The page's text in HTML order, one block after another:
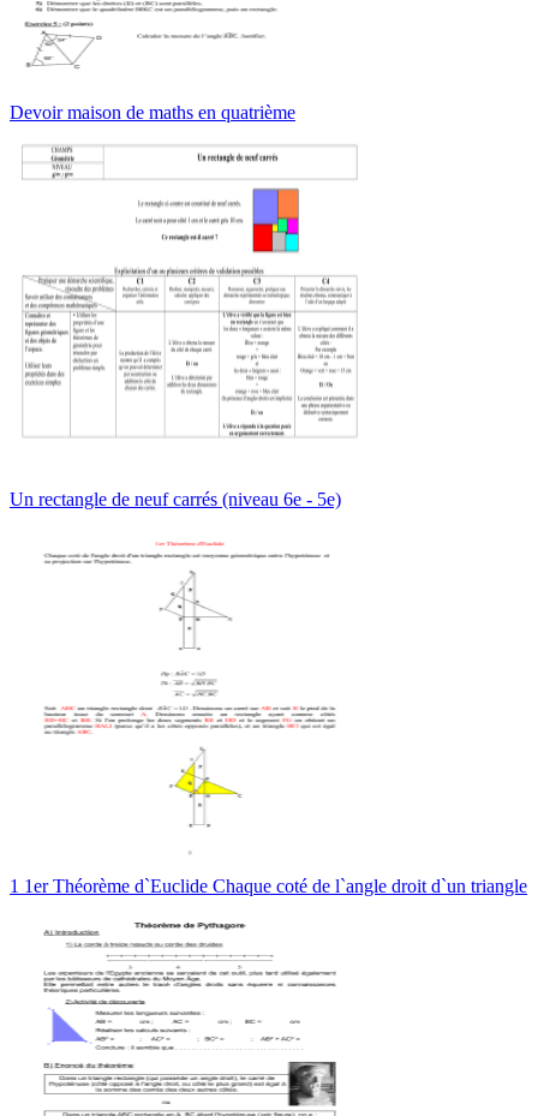
Devoir maison de maths en quatrième
Un rectangle de neuf carrés (niveau 6e - 5e)
1 1er Théorème d`Euclide Chaque coté de l`angle droit d`un triangle